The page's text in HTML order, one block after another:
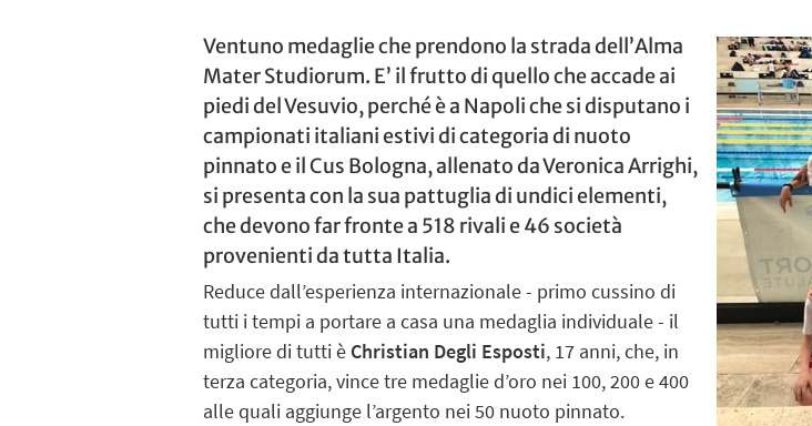
Ventuno medaglie che prendono la strada dell’Alma
Mater Studiorum. E’ il frutto di quello che accade ai
piedi del Vesuvio, perché è a Napoli che si disputano i
campionati italiani estivi di categoria di nuoto
pinnato e il Cus Bologna, allenato da Veronica Arrighi,
si presenta con la sua pattuglia di undici elementi,
che devono far fronte a 518 rivali e 46 società
provenienti da tutta Italia.
Reduce dall’esperienza internazionale - primo cussino di
tutti i tempi a portare a casa una medaglia individuale - il
migliore di tutti è Christian Degli Esposti, 17 anni, che, in
terza categoria, vince tre medaglie d’oro nei 100, 200 e 400
alle quali aggiunge l’argento nei 50 nuoto pinnato.